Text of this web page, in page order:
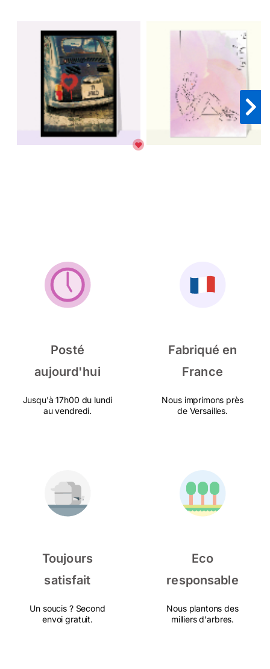
Posté
aujourd'hui
Jusqu'à 17h00 du lundi
au vendredi.
Fabriqué en
France
Nous imprimons près
de Versailles.
Toujours
satisfait
Un soucis ? Second
envoi gratuit.
Eco
responsable
Nous plantons des
milliers d'arbres.